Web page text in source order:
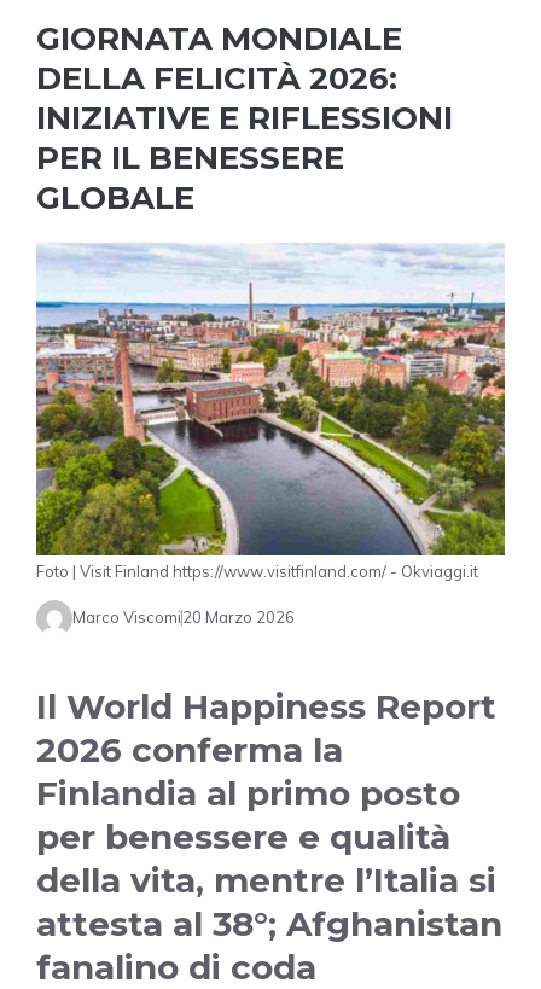
GIORNATA MONDIALE
DELLA FELICITÀ 2026:
INIZIATIVE E RIFLESSIONI
PER IL BENESSERE
GLOBALE
Foto | Visit Finland https://www.visitfinland.com/ - Okviaggi.it
Marco Viscomi20 Marzo 2026
Il World Happiness Report
2026 conferma la
Finlandia al primo posto
per benessere e qualità
della vita, mentre l’Italia si
attesta al 38°; Afghanistan
fanalino di coda